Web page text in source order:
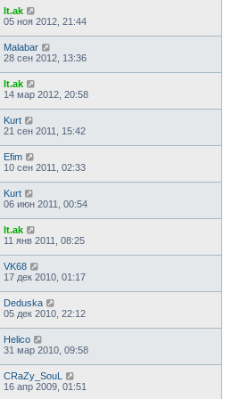
lt.ak
05 ноя 2012, 21:44
Malabar
28 сен 2012, 13:36
lt.ak
14 мар 2012, 20:58
Kurt
21 сен 2011, 15:42
Efim
10 сен 2011, 02:33
Kurt
06 июн 2011, 00:54
lt.ak
11 янв 2011, 08:25
VK68
17 дек 2010, 01:17
Deduska
05 дек 2010, 22:12
Helico
31 мар 2010, 09:58
CRaZy_SouL
16 апр 2009, 01:51